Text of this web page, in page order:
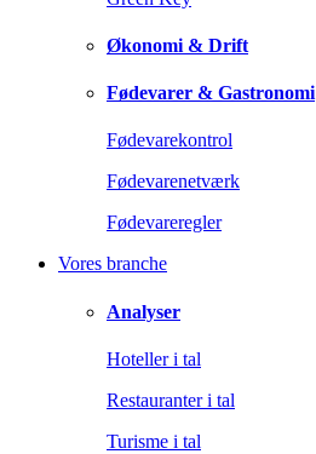
Økonomi & Drift
Fødevarer & Gastronomi
Fødevarekontrol
Fødevarenetværk
Fødevareregler
Vores branche
Analyser
Hoteller i tal
Restauranter i tal
Turisme i tal